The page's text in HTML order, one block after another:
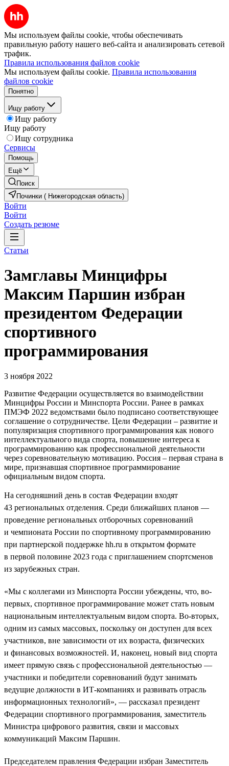
Мы используем файлы cookie, чтобы обеспечивать
правильную работу нашего веб-сайта и анализировать сетевой
трафик.
Правила использования файлов cookie
Мы используем файлы cookie. Правила использования
файлов cookie
Понятно
Ищу работу
Ищу работу
Ищу работу
Ищу сотрудника
Сервисы
Помощь
Ещё
Поиск
Починки ( Нижегородская область)
Войти
Войти
Создать резюме
Статьи
Замглавы Минцифры
Максим Паршин избран
президентом Федерации
спортивного
программирования
3 ноября 2022
Развитие Федерации осуществляется во взаимодействии
Минцифры России и Минспорта России. Ранее в рамках
ПМЭФ 2022 ведомствами было подписано соответствующее
соглашение о сотрудничестве. Цели Федерации – развитие и
популяризация спортивного программирования как нового
интеллектуального вида спорта, повышение интереса к
программированию как профессиональной деятельности
через соревновательную мотивацию. Россия – первая страна в
мире, признавшая спортивное программирование
официальным видом спорта.
На сегодняшний день в состав Федерации входят
43 региональных отделения. Среди ближайших планов —
проведение региональных отборочных соревнований
и чемпионата России по спортивному программированию
при партнерской поддержке hh.ru в открытом формате
в первой половине 2023 года с приглашением спортсменов
из зарубежных стран.
«Мы с коллегами из Минспорта России убеждены, что, во-
первых, спортивное программирование может стать новым
национальным интеллектуальным видом спорта. Во-вторых,
одним из самых массовых, поскольку он доступен для всех
участников, вне зависимости от их возраста, физических
и финансовых возможностей. И, наконец, новый вид спорта
имеет прямую связь с профессиональной деятельностью —
участники и победители соревнований будут занимать
ведущие должности в ИТ-компаниях и развивать отрасль
информационных технологий», — рассказал президент
Федерации спортивного программирования, заместитель
Министра цифрового развития, связи и массовых
коммуникаций Максим Паршин.
Председателем правления Федерации избран Заместитель